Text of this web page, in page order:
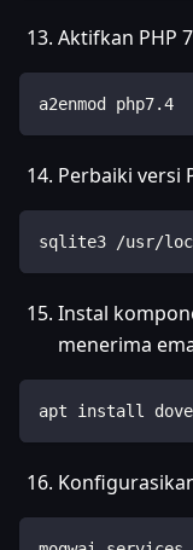
Aktifkan PHP
a2enmod php7.4
Perbaiki versi
sqlite3 /usr/
Instal
menerima
apt install